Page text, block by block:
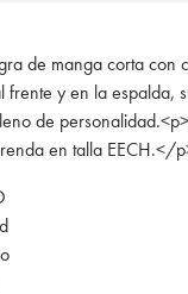
de manga corta con
frente y en la espalda,
de
en talla EECH.</